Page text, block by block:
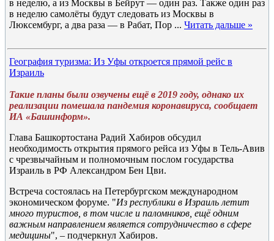
в неделю, а из Москвы в Бейрут — один раз. Также один раз
в неделю самолёты будут следовать из Москвы в
Люксембург, а два раза — в Рабат, Пор ... Читать дальше »
География туризма: Из Уфы откроется прямой рейс в
Израиль
Такие планы были озвучены ещё в 2019 году, однако их
реализации помешала пандемия коронавируса, сообщает
ИА «Башинформ».
Глава Башкортостана Радий Хабиров обсудил
необходимость открытия прямого рейса из Уфы в Тель-Авив
с чрезвычайным и полномочным послом государства
Израиль в РФ Александром Бен Цви.
Встреча состоялась на Петербургском международном
экономическом форуме. "Из республики в Израиль летит
много туристов, в том числе и паломников, ещё одним
важным направлением является сотрудничество в сфере
медицины", – подчеркнул Хабиров.